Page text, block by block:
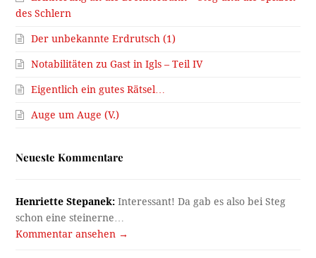
des Schlern
Der unbekannte Erdrutsch (1)
Notabilitäten zu Gast in Igls – Teil IV
Eigentlich ein gutes Rätsel…
Auge um Auge (V.)
Neueste Kommentare
Henriette Stepanek: Interessant! Da gab es also bei Steg
schon eine steinerne…
Kommentar ansehen →